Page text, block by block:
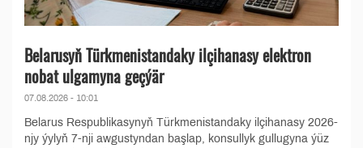
Belarusyň Türkmenistandaky ilçihanasy elektron
nobat ulgamyna geçýär
07.08.2026 - 10:01
Belarus Respublikasynyň Türkmenistandaky ilçihanasy 2026-
njy ýylyň 7-nji awgustyndan başlap, konsullyk gullugyna ýüz